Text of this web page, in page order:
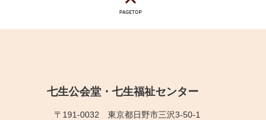
七生公会堂・七生福祉センター
〒191-0032 東京都日野市三沢3-50-1